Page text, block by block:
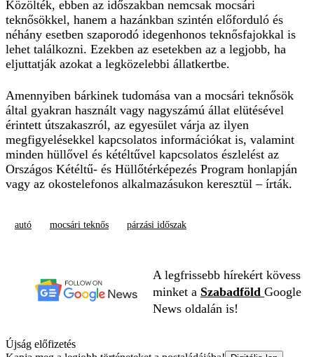
Közölték, ebben az időszakban nemcsak mocsári
teknősökkel, hanem a hazánkban szintén előforduló és
néhány esetben szaporodó idegenhonos teknősfajokkal is
lehet találkozni. Ezekben az esetekben az a legjobb, ha
eljuttatják azokat a legközelebbi állatkertbe.
Amennyiben bárkinek tudomása van a mocsári teknősök
által gyakran használt vagy nagyszámú állat elütésével
érintett útszakaszról, az egyesület várja az ilyen
megfigyelésekkel kapcsolatos információkat is, valamint
minden hüllővel és kétéltűvel kapcsolatos észlelést az
Országos Kétéltű- és Hüllőtérképezés Program honlapján
vagy az okostelefonos alkalmazásukon keresztül – írták.
autó mocsári teknős párzási időszak
A legfrissebb hírekért kövess
minket a Szabadföld Google
News oldalán is!
Újság előfizetés